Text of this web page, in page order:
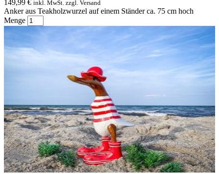
149,99 € inkl. MwSt. zzgl. Versand
Anker aus Teakholzwurzel auf einem Ständer ca. 75 cm hoch
Menge